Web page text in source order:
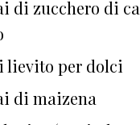
di zucchero di
lievito per dolci
di maizena